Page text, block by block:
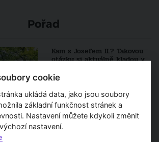
Pořad
Kam s Josefem II.? Takovou
otázku si aktuálně kladou v
Owen Hopkins:
Architektonické slohy
cookie
ukládá data, jako jsou soubory
základní funkčnost stránek a
Nastavení můžete kdykoli změnit
nastavení.